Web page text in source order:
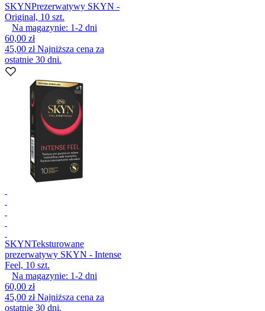
SKYNPrezerwatywy SKYN -
Original, 10 szt.
Na magazynie: 1-2 dni
60,00 zł
45,00 złNajniższa cena za
ostatnie 30 dni.
SKYNTeksturowane
prezerwatywy SKYN - Intense
Feel, 10 szt.
Na magazynie: 1-2 dni
60,00 zł
45,00 złNajniższa cena za
ostatnie 30 dni.